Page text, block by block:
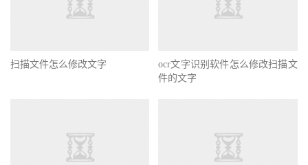
扫描文件怎么修改文字
ocr文字识别软件怎么修改扫描文
件的文字